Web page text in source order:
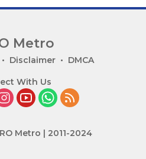
Metro
Disclaimer DMCA
With Us
Metro | 2011-2024